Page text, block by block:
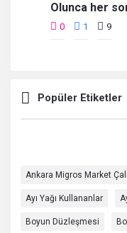
Olunca her
0 1 9
Popüler Etiketler
Ankara Migros Market
Ayı Yağı Kullananlar
Boyun Düzleşmesi